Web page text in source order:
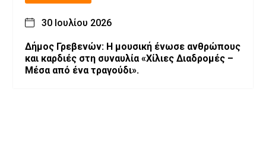
30 Ιουλίου 2026
Δήμος Γρεβενών: Η μουσική ένωσε ανθρώπους
και καρδιές στη συναυλία «Χίλιες Διαδρομές –
Μέσα από ένα τραγούδι».